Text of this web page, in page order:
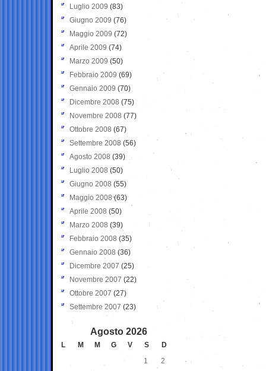
Luglio 2009 (83)
Giugno 2009 (76)
Maggio 2009 (72)
Aprile 2009 (74)
Marzo 2009 (50)
Febbraio 2009 (69)
Gennaio 2009 (70)
Dicembre 2008 (75)
Novembre 2008 (77)
Ottobre 2008 (67)
Settembre 2008 (56)
Agosto 2008 (39)
Luglio 2008 (50)
Giugno 2008 (55)
Maggio 2008(63)
Aprile 2008 (50)
Marzo 2008 (39)
Febbraio 2008 (35)
Gennaio 2008 (36)
Dicembre 2007 (25)
Novembre 2007 (22)
Ottobre 2007 (27)
Settembre 2007 (23)
Agosto 2026
L M M G V S
D
1
2